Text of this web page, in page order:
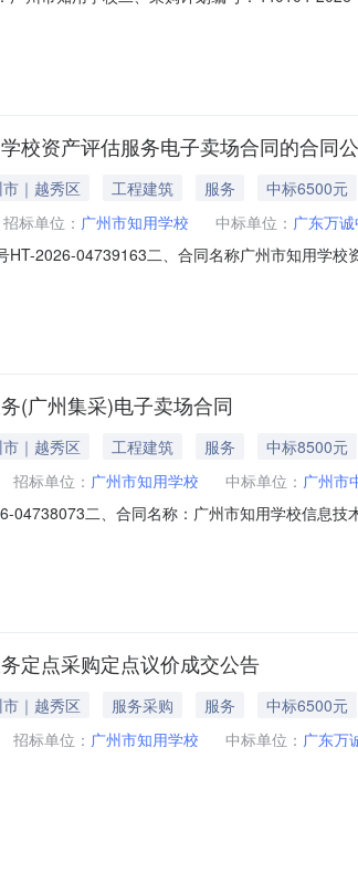
校资产评估服务电子卖场合同的合同
｜越秀区 工程建筑 服务
中标6500元
招标单位： 广州市知用学校 中标单位： 广东万
HT-2026-04739163二、合同名称广州市知用学
10号之一3楼309、310房联系方式：
(广州集采)电子卖场合同
｜越秀区 工程建筑 服务
中标8500元
招标单位： 广州市知用学校 中标单位： 广州市
04738073二、合同名称：广州市知用学校信息
：大龙街联系方式：15920319703六、合同主要
定点采购定点议价成交公告
｜越秀区 服务采购 服务
中标6500元
招标单位： 广州市知用学校 中标单位： 广东万